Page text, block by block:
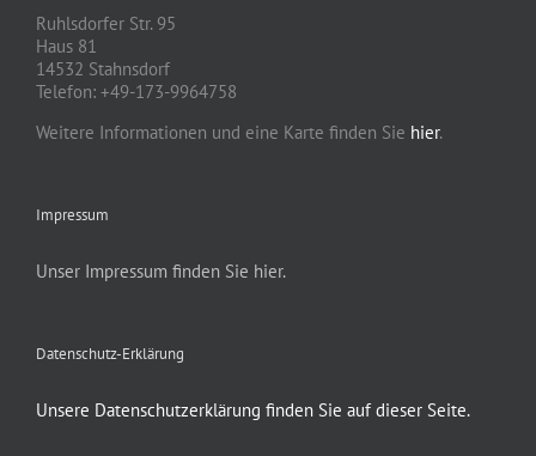
Ruhlsdorfer Str. 95
Haus 81
14532 Stahnsdorf
Telefon: +49-173-9964758
Weitere Informationen und eine Karte finden Sie hier.
Impressum
Unser Impressum finden Sie hier.
Datenschutz-Erklärung
Unsere Datenschutzerklärung finden Sie auf dieser Seite.